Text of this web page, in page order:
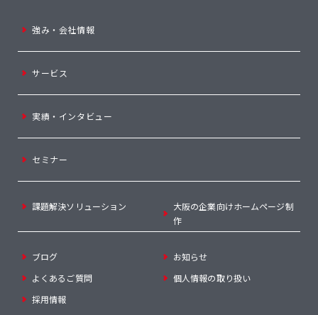
強み・会社情報
サービス
実績・インタビュー
セミナー
課題解決ソリューション
大阪の企業向けホームページ制
作
ブログ
お知らせ
よくあるご質問
個人情報の取り扱い
採用情報